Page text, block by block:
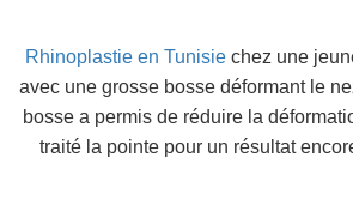
Rhinoplastie en Tunisiechez une
avec une grosse bosse déformant le
bosse a permis de réduire la
traité la pointe pour un résultat